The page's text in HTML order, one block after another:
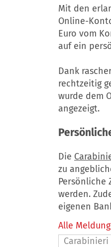
Mit den
Online-
Euro vom
auf ein
Dank
rechtzeitig
wurde dem
angezeigt.
Die
zu
Persönliche
werden.
eigenen
Alle
Carabinieri